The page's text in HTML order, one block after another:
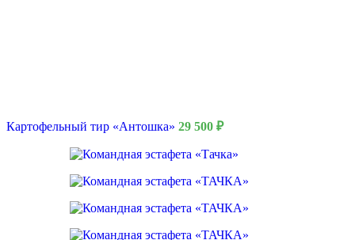
Картофельный тир «Антошка» 29 500 ₽